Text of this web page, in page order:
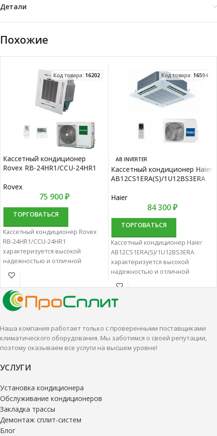
Детали
Похожие
Код товара: 16202
Кассетный кондиционер
Rovex RB-24HR1/CCU-24HR1
Rovex
75 900₽
ТОРГОВАТЬСЯ
Кассетный кондиционер Rovex
RB-24HR1/CCU-24HR1
характеризуется высокой
надежностью и отличной
производительностью.
Кассетные сплит-системы лучше
всего подходят для создания
комфортной температуры
помещения
Код товара: 16594
AB INVERTER
Кассетный кондиционер Haier
AB12CS1ERA(S)/1U12BS3ERA
Haier
84 300₽
ТОРГОВАТЬСЯ
Кассетный кондиционер Haier
AB12CS1ERA(S)/1U12BS3ERA
характеризуется высокой
надежностью и отличной
производительностью.
всего подходят для создания
Наша компания работает только с проверенными поставщиками
климатического оборудования. Мы заботимся о своей репутации,
поэтому оказываем все услуги на высшем уровне!
УСЛУГИ
Установка кондиционера
Обслуживание кондиционеров
Закладка трассы
Демонтаж сплит-систем
Блог